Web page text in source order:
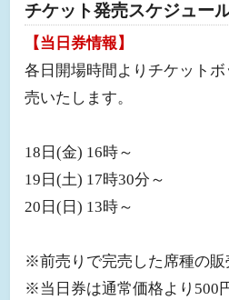
チケット発売スケジュー
【当日券情報】
各日開場時間よりチケット
売いたします。
18日(金) 16時～
19日(土) 17時30分～
20日(日) 13時～
※前売りで完売した席種の販
※当日券は通常価格より500